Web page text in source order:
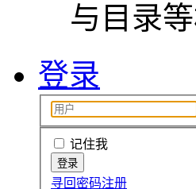
与目录
登录
记住我
寻回密码注册